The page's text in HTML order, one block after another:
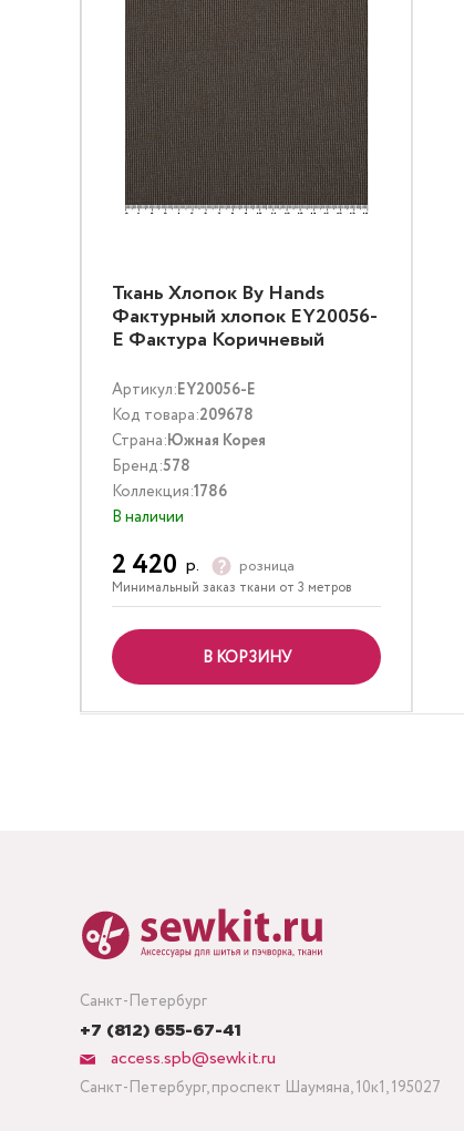
Ткань Хлопок By Hands
Фактурный хлопок EY20056-
E Фактура Коричневый
Артикул:EY20056-E
Код товара:209678
Страна:Южная Корея
Бренд:578
Коллекция:1786
В наличии
2 420 р. розница
Минимальный заказ ткани от 3 метров
В КОРЗИНУ
Санкт-Петербург
+7 (812) 655-67-41
access.spb@sewkit.ru
Санкт-Петербург, проспект Шаумяна, 10к1, 195027